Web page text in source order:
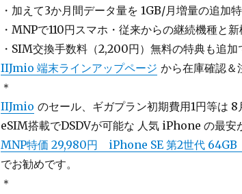
・加えて3か月間データ量を 1GB/月増量の追加
・MNPで110円スマホ・従来からの継続機種と
・SIM交換手数料（2,200円）無料の特典も追加
IIJmio 端末ラインアップページ から在庫確認＆
＊
IIJmio のセール、ギガプラン初期費用1円等は 8
eSIM搭載でDSDVが可能な 人気 iPhone の最安
MNP特価 29,980円 iPhone SE 第2世代
でお勧めです。
＊